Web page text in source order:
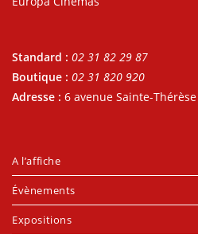
Standard : 02 31 82 29 87
Boutique : 02 31 820 920
Adresse : 6 avenue Sainte-
A l’affiche
Évènements
Expositions